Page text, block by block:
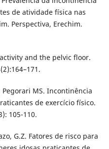
de atividade física nas
Perspectiva, Erechim.
and the pelvic floor.
Pegorari MS. Incontinência
de exercício físico.
105-110.
G.Z. Fatores de risco para